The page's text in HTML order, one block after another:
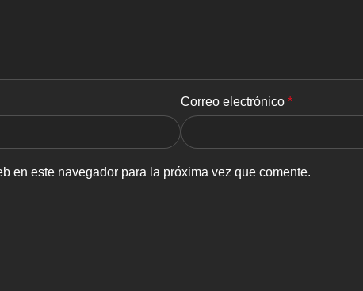
Correo electrónico *
en este navegador para la próxima vez que comente.